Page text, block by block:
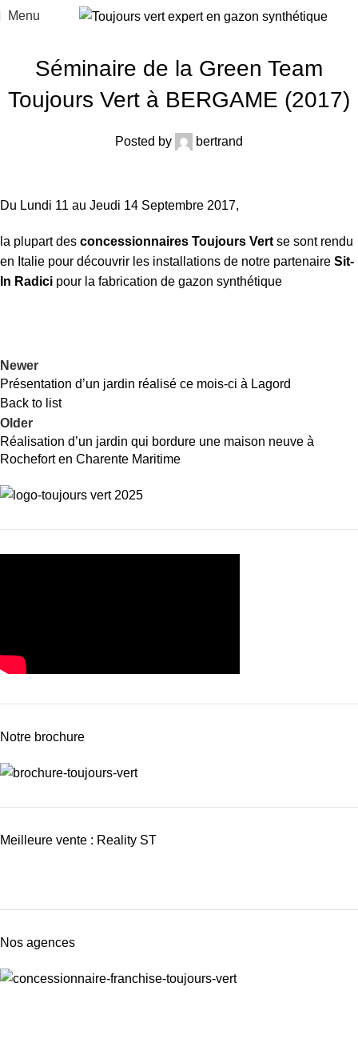
Menu
Séminaire de la Green Team
Toujours Vert à BERGAME (2017)
Posted by bertrand
Du Lundi 11 au Jeudi 14 Septembre 2017,
la plupart des concessionnaires Toujours Vert se sont rendu
en Italie pour découvrir les installations de notre partenaire Sit-
In Radici pour la fabrication de gazon synthétique
Newer
Présentation d’un jardin réalisé ce mois-ci à Lagord
Back to list
Older
Réalisation d’un jardin qui bordure une maison neuve à
Rochefort en Charente Maritime
Notre brochure
Meilleure vente : Reality ST
Nos agences